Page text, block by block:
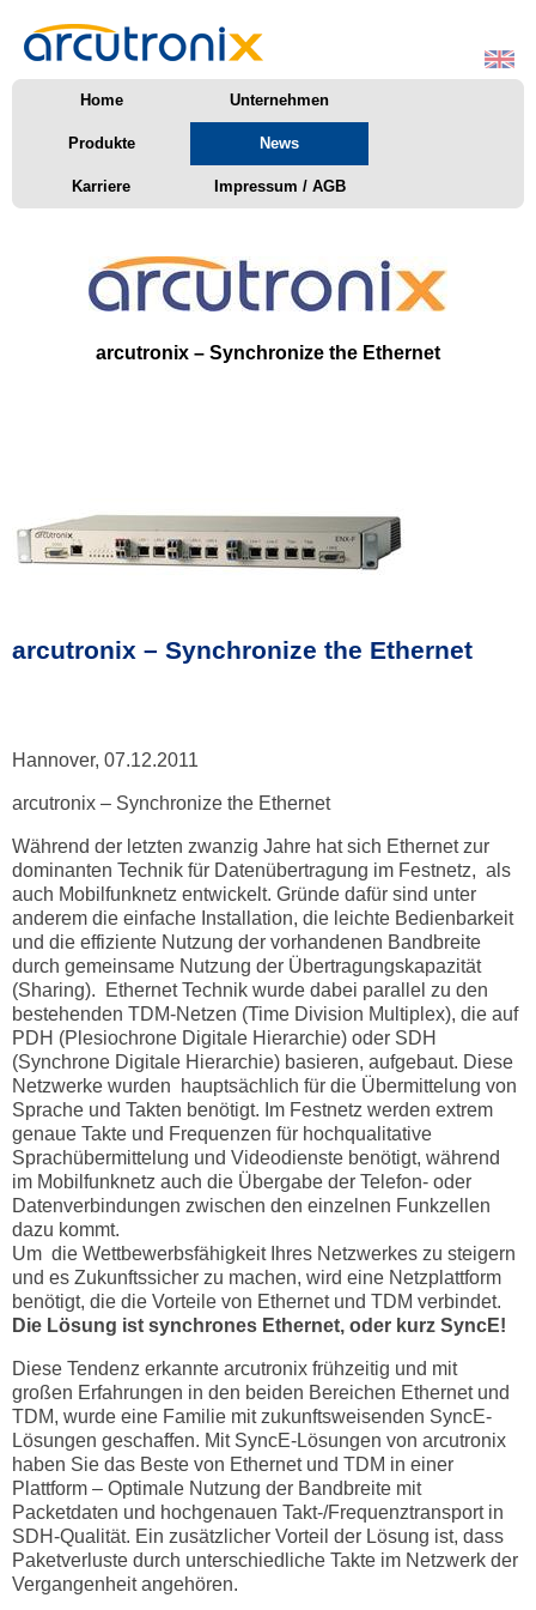
Home Unternehmen
Produkte News
Karriere Impressum / AGB
arcutronix – Synchronize the Ethernet
arcutronix – Synchronize the Ethernet
Hannover, 07.12.2011
arcutronix – Synchronize the Ethernet
Während der letzten zwanzig Jahre hat sich Ethernet zur
dominanten Technik für Datenübertragung im Festnetz, als
auch Mobilfunknetz entwickelt. Gründe dafür sind unter
anderem die einfache Installation, die leichte Bedienbarkeit
und die effiziente Nutzung der vorhandenen Bandbreite
durch gemeinsame Nutzung der Übertragungskapazität
(Sharing). Ethernet Technik wurde dabei parallel zu den
bestehenden TDM-Netzen (Time Division Multiplex), die auf
PDH (Plesiochrone Digitale Hierarchie) oder SDH
(Synchrone Digitale Hierarchie) basieren, aufgebaut. Diese
Netzwerke wurden hauptsächlich für die Übermittelung von
Sprache und Takten benötigt. Im Festnetz werden extrem
genaue Takte und Frequenzen für hochqualitative
Sprachübermittelung und Videodienste benötigt, während
im Mobilfunknetz auch die Übergabe der Telefon- oder
Datenverbindungen zwischen den einzelnen Funkzellen
dazu kommt.
Um die Wettbewerbsfähigkeit Ihres Netzwerkes zu steigern
und es Zukunftssicher zu machen, wird eine Netzplattform
benötigt, die die Vorteile von Ethernet und TDM verbindet.
Die Lösung ist synchrones Ethernet, oder kurz SyncE!
Diese Tendenz erkannte arcutronix frühzeitig und mit
großen Erfahrungen in den beiden Bereichen Ethernet und
TDM, wurde eine Familie mit zukunftsweisenden SyncE-
Lösungen geschaffen. Mit SyncE-Lösungen von arcutronix
haben Sie das Beste von Ethernet und TDM in einer
Plattform – Optimale Nutzung der Bandbreite mit
Packetdaten und hochgenauen Takt-/Frequenztransport in
SDH-Qualität. Ein zusätzlicher Vorteil der Lösung ist, dass
Paketverluste durch unterschiedliche Takte im Netzwerk der
Vergangenheit angehören.